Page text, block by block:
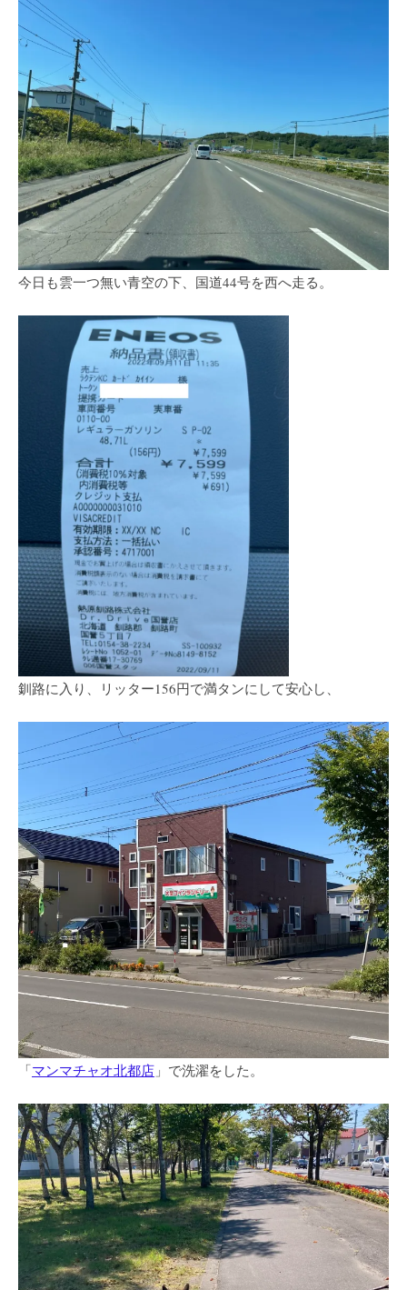
今日も雲一つ無い青空の下、国道44号を西へ走る。
釧路に入り、リッター156円で満タンにして安心し、
「マンマチャオ北都店 」で洗濯をした。